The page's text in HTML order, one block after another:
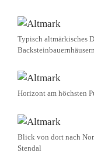
Typisch altmärkisches
Horizont am höchsten
Blick von dort nach
Stendal